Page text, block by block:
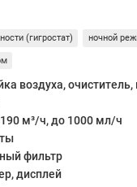
(гигростат) ночной
воздуха,
190 м³/ч, до 1000 мл/ч
фильтр
дисплей